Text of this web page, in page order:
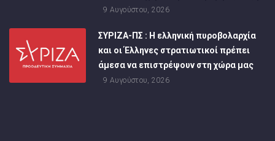
9 Αυγούστου, 2026
ΣΥΡΙΖΑ-ΠΣ : Η ελληνική πυροβολαρχία
και οι Έλληνες στρατιωτικοί πρέπει
άμεσα να επιστρέψουν στη χώρα μας
9 Αυγούστου, 2026